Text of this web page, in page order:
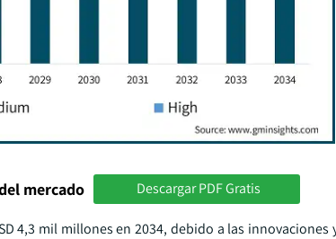
mercado Descargar PDF Gratis
4,3 mil millones en 2034, debido a las innovaciones